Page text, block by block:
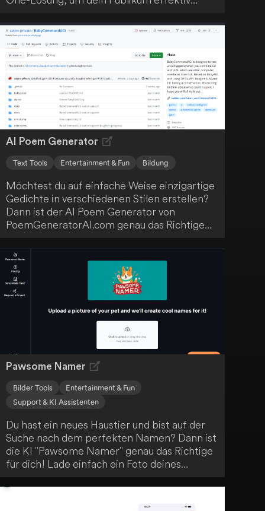
anzusprechen - sowohl bildend als auch
unterhaltend.
AI Poem Generator
Text Tools Entertainment & Fun Bildung
Möchtest du auf einfache Weise einzigartige
Gedichte in verschiedenen Stilen erstellen?
Dann ist der AI Poem Generator von
PoemGeneratorAI.com genau das Richtige
KI-Technologie und generiert innerhalb von
10 Sekunden Gedichte in unterschiedlichen
Längen. Mit Funktionen wie einem
Reimwörterbuch und Möglichkeiten zur
Zusammenarbeit ist sie sowohl für
angehende als auch für professionelle
Dichter ideal geeignet.
Pawsome Namer
Bilder Tools
Entertainment & Fun
Support & KI Assistenten
Du hast ein neues Haustier und bist auf der
Suche nach dem perfekten Namen? Dann ist
die KI "Pawsome Namer" genau das Richtige
für dich! Lade einfach ein Foto deines
Haustieres hoch und lass die Technologie
kreative Namensvorschläge generieren. Die
KI analysiert das Bild und entwickelt auf